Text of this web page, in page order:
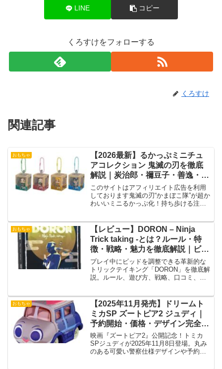
LINE コピー
くろすけをフォローする
くろすけ
関連記事
おもちゃ
【2026最新】るかっぷミニチュ
アコレクション 鬼滅の刃を徹底
解説｜炭治郎・禰豆子・善逸・伊
之助の魅力＆予約情報まとめ
このサイトはアフィリエイト広告を利用
しております鬼滅の刃“かまぼこ隊”が超か
わいいミニるかっぷ化！持ち歩ける注目
し、鬼滅ファンやフィギュアコレクター
の間で大きな話題を...
おもちゃ
【レビュー】DORON – Ninja
Trick taking -とは？ルール・特
徴・戦略・魅力を徹底解説｜ビッ
ド調整がカギの革新トリテ
プレイ中にビッドを調整できる革新的な
トリックテイキング「DORON」を徹底解
説。ルール、遊び方、戦略、口コミ、初
おもちゃ
【2025年11月発売】ドリームト
ミカSP ズートピア2 ジュディ｜
予約開始・価格・デザイン完全ガ
イド
映画『ズートピア2』公開記念！トミカ
SPジュディが2025年11月8日登場。丸み
のある可愛い警察仕様デザインや予約情